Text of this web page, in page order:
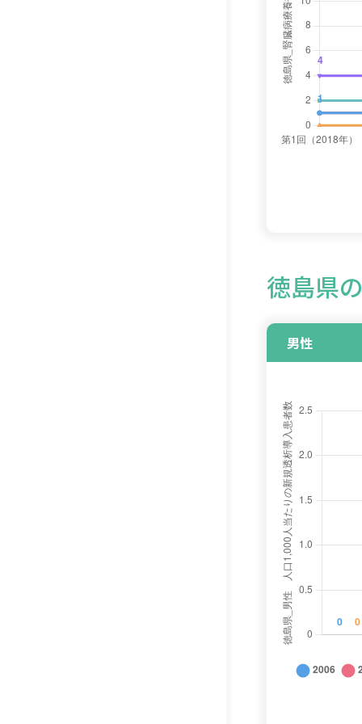
徳島県
男性